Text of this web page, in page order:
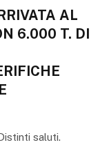
AL
6.000 T. DI
saluti.